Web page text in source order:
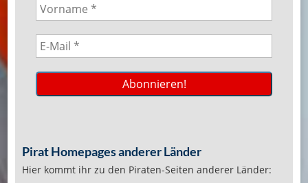
Pirat Homepages anderer Länder
Hier kommt ihr zu den Piraten-Seiten anderer Länder: